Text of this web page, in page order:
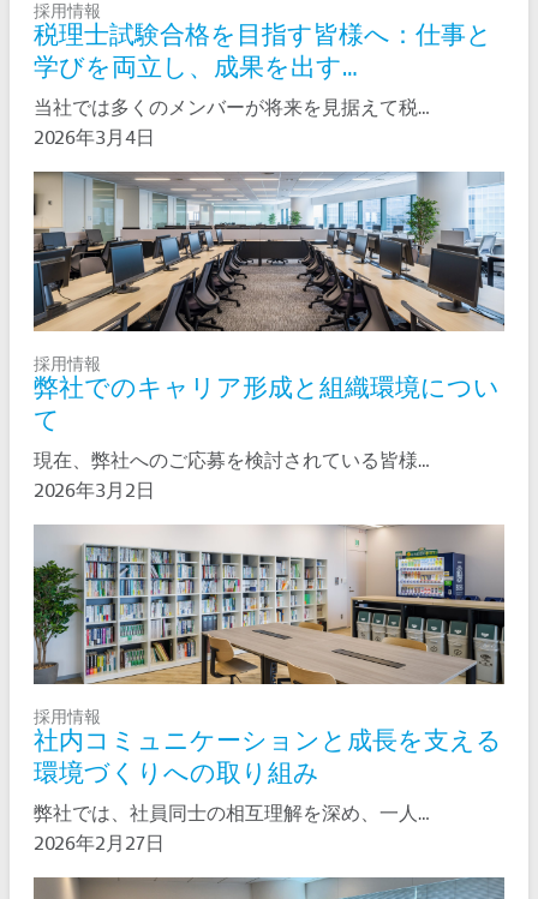
採用情報
税理士試験合格を目指す皆様へ：仕事と
学びを両立し、成果を出す…
当社では多くのメンバーが将来を見据えて税…
2026年3月4日
採用情報
弊社でのキャリア形成と組織環境につい
て
現在、弊社へのご応募を検討されている皆様…
2026年3月2日
採用情報
社内コミュニケーションと成長を支える
環境づくりへの取り組み
弊社では、社員同士の相互理解を深め、一人…
2026年2月27日